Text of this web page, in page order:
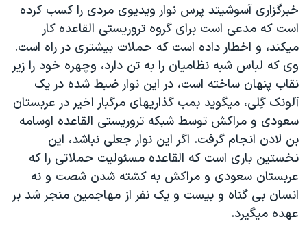
ویدیوها
فرهنگ و زندگی
حقوق شهروندی
اقتصادی
علم و فناوری
اسرائیل در جنگ
گالری عکس
آرشیو پخش زنده
بایگانی برنامه‌های تلویزیونی
مستندها
انتخابات ریاست جمهوری آمریکا ۲۰۲۴
حمله جمهوری اسلامی به اسرائیل
رمز مهسا
ورزش زنان در ایران
اعتراضات زن، زندگی، آزادی
مجموعه مستندهای دادخواهی
تریبونال مردمی آبان ۹۸
یادگیری زبان انگلیسی
دنبال کنید
زبانهای مختلف
خبرگزاری آسوشيتد پرس نوار ويديوی مردی را کسب کرده
است که مدعی است برای گروه تروريستی القاعده کار
ميکند، و اخطار داده است که حملات بيشتری در راه است.
وی که لباس شبه نظاميان را به تن دارد، وچهره خود را زير
نقاب پنهان ساخته است، در اين نوار ضبط شده در يک
آلونک گِلی، ميگويد بمب گذاريهای مرگبار اخير در عربستان
سعودی و مراکش توسط شبکه تروريستی القاعده اوسامه
بن لادن انجام گرفت. اگر اين نوار جعلی نباشد، اين
نخستين باری است که القاعده مسئوليت حملاتی را که
عربستان سعودی و مراکش به کشته شدن شصت و نه
انسان بی گناه و بيست و يک نفر از مهاجمين منجر شد بر
عهده ميگيرد.